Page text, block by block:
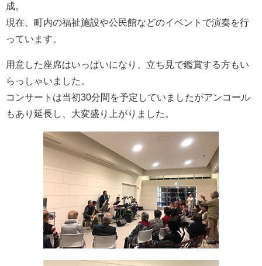
成。
現在、町内の福祉施設や公民館などのイベントで演奏を行
っています。
用意した座席はいっぱいになり、立ち見で鑑賞する方もい
らっしゃいました。
コンサートは当初30分間を予定していましたがアンコール
もあり延長し、大変盛り上がりました。